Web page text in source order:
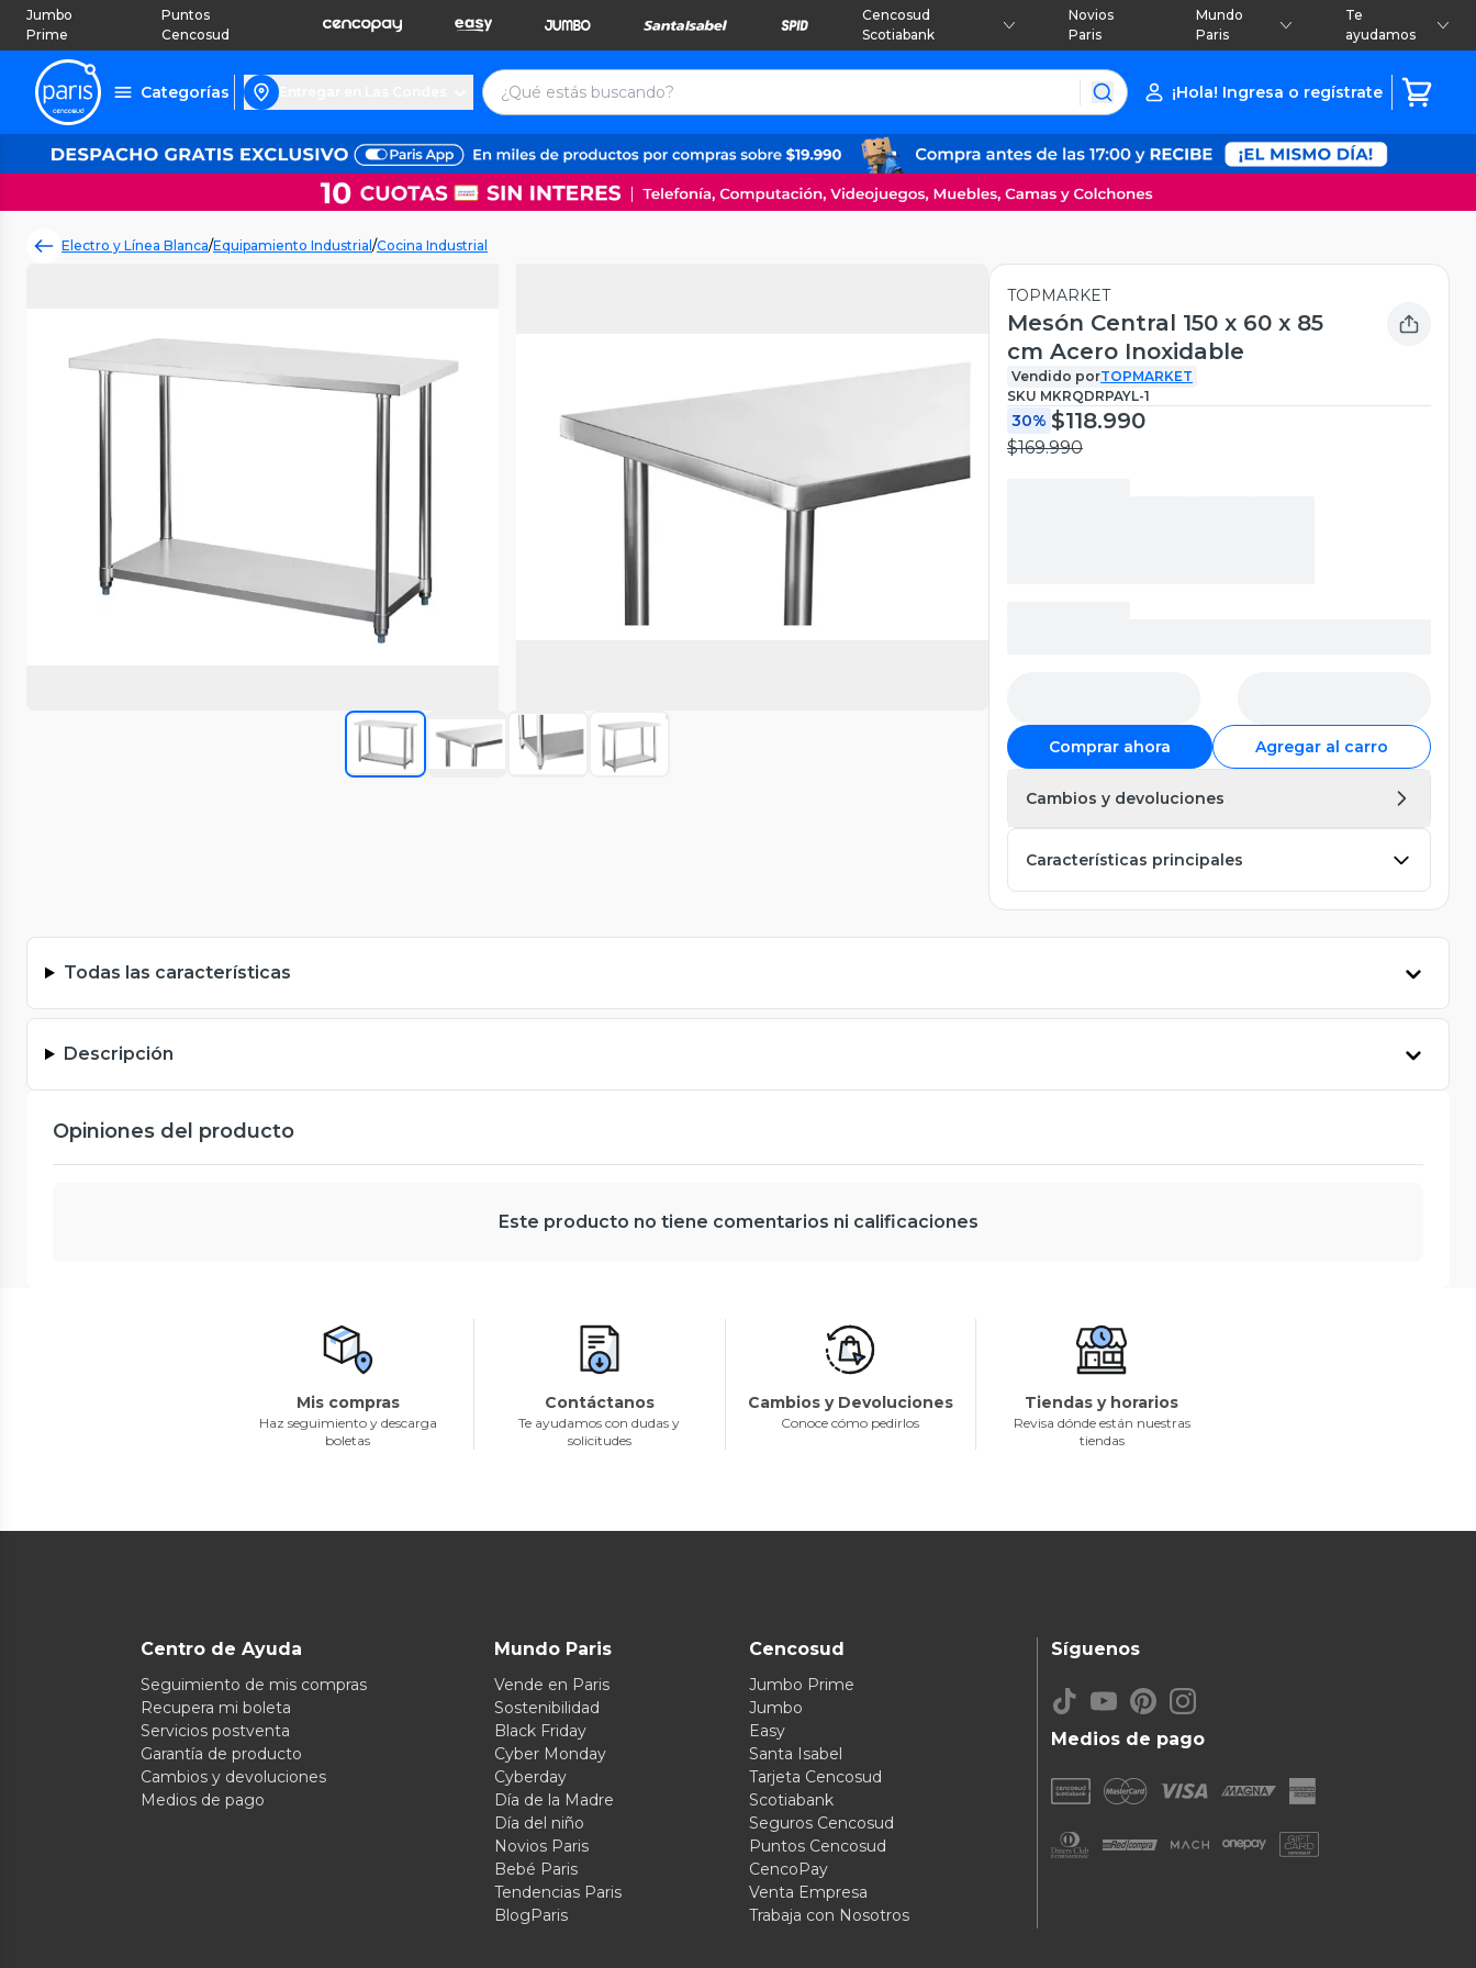
Jumbo
Prime
Puntos
Cencosud
Cencosud
Scotiabank
Novios
Paris
Mundo
Paris
Te
ayudamos
Categorías ¡Hola! Ingresa o regístrate
Electro y Línea Blanca/Equipamiento Industrial /Cocina Industrial
TOPMARKET
Mesón Central 150 x 60 x 85
cm Acero Inoxidable
Vendido porTOPMARKET
SKU MKRQDRPAYL-1
30% $118.990
$169.990
Comprar ahora Agregar al carro
Cambios y devoluciones
Características principales
Todas las características
Descripción
Opiniones del producto
Este producto no tiene comentarios ni calificaciones
Mis compras
Haz seguimiento y descarga
boletas
Contáctanos
Te ayudamos con dudas y
solicitudes
Cambios y Devoluciones
Conoce cómo pedirlos
Tiendas y horarios
Revisa dónde están nuestras
tiendas
Centro de Ayuda
Seguimiento de mis compras
Recupera mi boleta
Servicios postventa
Garantía de producto
Cambios y devoluciones
Medios de pago
Mundo Paris
Vende en Paris
Sostenibilidad
Black Friday
Cyber Monday
Cyberday
Día de la Madre
Día del niño
Novios Paris
Bebé Paris
Tendencias Paris
BlogParis
Cencosud
Jumbo Prime
Jumbo
Easy
Santa Isabel
Tarjeta Cencosud
Scotiabank
Seguros Cencosud
Puntos Cencosud
CencoPay
Venta Empresa
Trabaja con Nosotros
Medios de pago
Síguenos